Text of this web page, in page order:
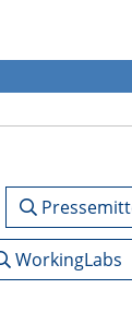
WorkingLabs